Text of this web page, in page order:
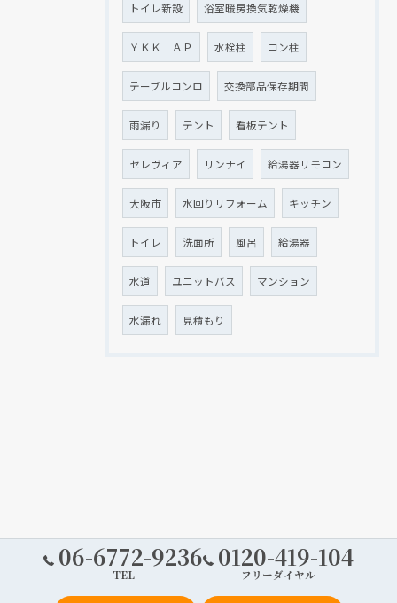
トイレ新設 浴室暖房換気乾燥機
ＹＫＫ ＡＰ 水栓柱 コン柱
テーブルコンロ 交換部品保存期間
雨漏り テント 看板テント
セレヴィア リンナイ 給湯器リモコン
大阪市 水回りリフォーム キッチン
トイレ 洗面所 風呂 給湯器
水道 ユニットバス マンション
水漏れ 見積もり
06-6772-9236
TEL
0120-419-104
フリーダイヤル